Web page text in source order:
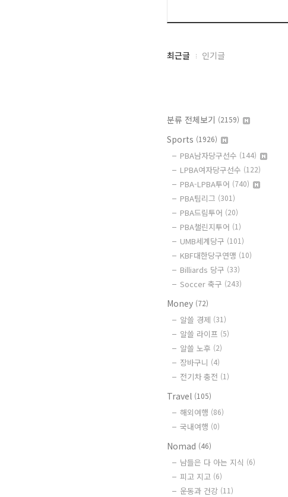
최
기
글
최근글 인기글
분류 전체보기 (2159)
Sports (1926)
PBA남자당구선수 (144)
LPBA여자당구선수 (122)
PBA-LPBA투어 (740)
PBA팀리그 (301)
PBA드림투어 (20)
PBA챌린지투어 (1)
UMB세계당구 (101)
KBF대한당구연맹 (10)
Billiards 당구 (33)
Soccer 축구 (243)
Money (72)
알쓸 경제 (31)
알쓸 라이프 (5)
알쓸 노후 (2)
장바구니 (4)
전기차 충전 (1)
Travel (105)
해외여행 (86)
국내여행 (0)
Nomad (46)
남들은 다 아는 지식 (6)
피고 지고 (6)
운동과 건강 (11)